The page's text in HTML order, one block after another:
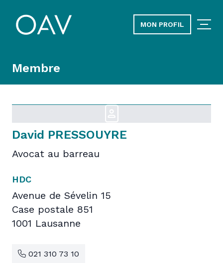
MON PROFIL
Membre
David PRESSOUYRE
Avocat au barreau
HDC
Avenue de Sévelin 15
Case postale 851
1001 Lausanne
021 310 73 10